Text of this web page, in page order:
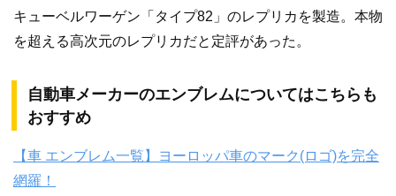
キューベルワーゲン「タイプ82」のレプリカを製造。本物
を超える高次元のレプリカだと定評があった。
自動車メーカーのエンブレムについてはこちらも
おすすめ
【車 エンブレム一覧】ヨーロッパ車のマーク(ロゴ)を完全
網羅！